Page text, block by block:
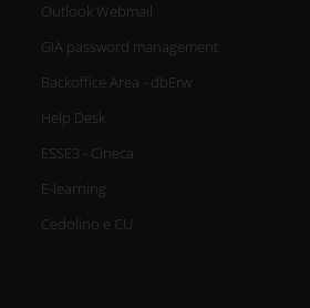
Outlook Webmail
GIA password management
Backoffice Area - dbErw
Help Desk
ESSE3 - Cineca
E-learning
Cedolino e CU